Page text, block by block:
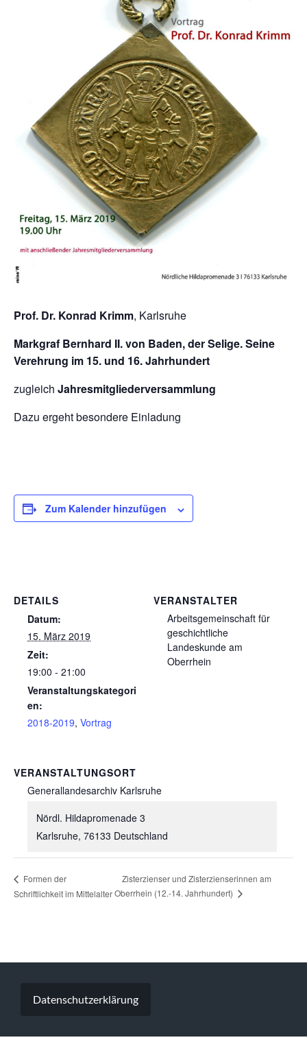
Prof. Dr. Konrad Krimm, Karlsruhe
Markgraf Bernhard II. von Baden, der Selige. Seine
Verehrung im 15. und 16. Jahrhundert
zugleich Jahresmitgliederversammlung
Dazu ergeht besondere Einladung
Zum Kalender hinzufügen
DETAILS
Datum:
15. März 2019
Zeit:
19:00 - 21:00
Veranstaltungskategori
en:
2018-2019, Vortrag
VERANSTALTUNGSORT
Generallandesarchiv Karlsruhe
Nördl. Hildapromenade 3
Karlsruhe, 76133 Deutschland
VERANSTALTER
Arbeitsgemeinschaft für
geschichtliche
Landeskunde am
Oberrhein
Formen der
Schriftlichkeit im Mittelalter
Zisterzienser und Zisterzienserinnen am
Oberrhein (12.-14. Jahrhundert)
Datenschutzerklärung